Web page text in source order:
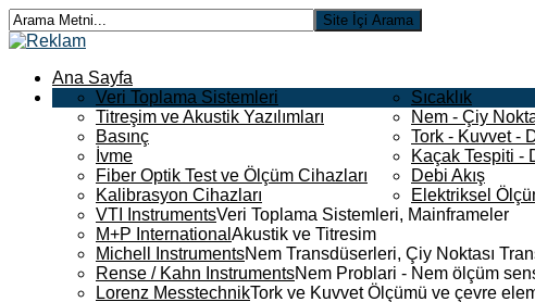
Ana Sayfa
Veri Toplama Sistemleri
Titreşim ve Akustik Yazılımları
Basınç
İvme
Fiber Optik Test ve Ölçüm Cihazları
Kalibrasyon Cihazları
Sıcaklık
Nem - Çiy
Tork - Kuvvet -
Kaçak Tespiti -
Debi Akış
Elektriksel
VTI InstrumentsVeri Toplama Sistemleri, Mainframeler
M+P International Akustik ve Titresim
Michell InstrumentsNem Transdüserleri, Çiy Noktası
Rense / Kahn InstrumentsNem Problari - Nem ölçüm
Lorenz MesstechnikTork ve Kuvvet Ölçümü ve çevre